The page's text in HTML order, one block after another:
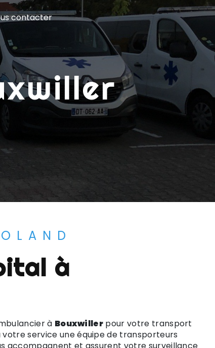
contacter
à Bouxwiller pour votre transport
votre service une équipe de transporteurs